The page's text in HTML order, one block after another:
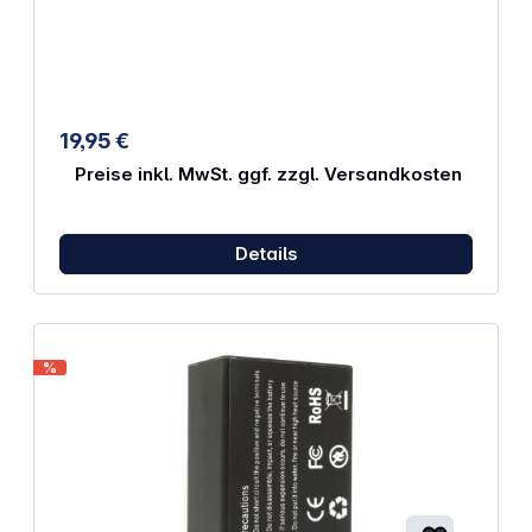
19,95 €
Preise inkl. MwSt. ggf. zzgl. Versandkosten
Details
%